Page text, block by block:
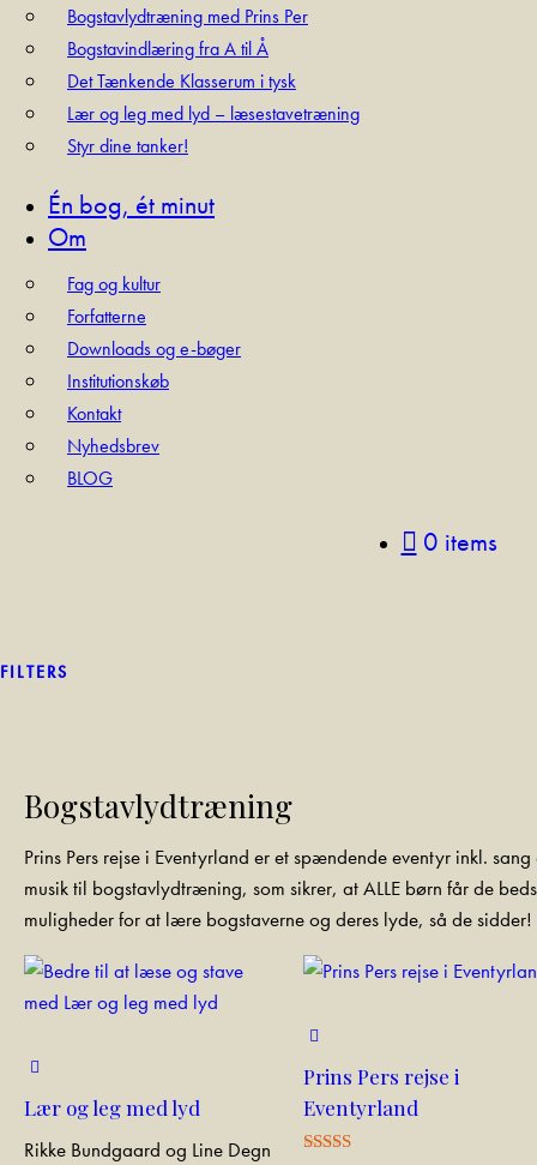
Bogstavlydtræning med Prins Per
Bogstavindlæring fra A til Å
Det Tænkende Klasserum i tysk
Lær og leg med lyd – læsestavetræning
Styr dine tanker!
Én bog, ét minut
Om
Fag og kultur
Forfatterne
Downloads og e-bøger
Institutionskøb
Kontakt
Nyhedsbrev
BLOG
0 items
Bogstavlydtræning
Prins Pers rejse i Eventyrland er et spændende eventyr inkl.
musik til bogstavlydtræning, som sikrer, at ALLE børn får de
muligheder for at lære bogstaverne og deres lyde, så de sidder!
Lær og leg med lyd
Rikke Bundgaard og Line Degn
Prins Pers rejse i
Eventyrland
FILTERS